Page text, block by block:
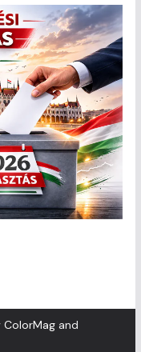
ColorMagand